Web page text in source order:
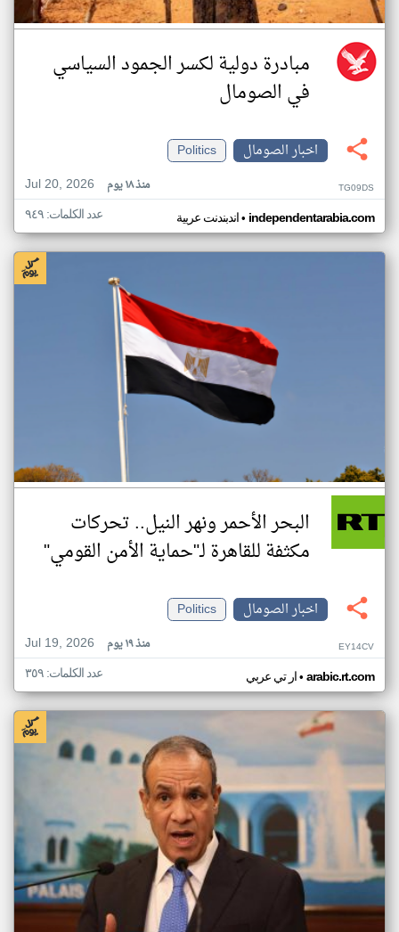
مبادرة دولية لكسر الجمود السياسي
في الصومال
اخبار الصومال
Politics
Jul 20, 2026
منذ ١٨ يوم TG09DS
اندبندنت عربية• independentarabia.com عدد الكلمات: ٩٤٩
البحر الأحمر ونهر النيل.. تحركات
مكثفة للقاهرة لـ"حماية الأمن القومي"
اخبار الصومال
Politics
Jul 19, 2026
منذ ١٩ يوم EY14CV
ار تي عربي• arabic.rt.com عدد الكلمات: ٣٥٩